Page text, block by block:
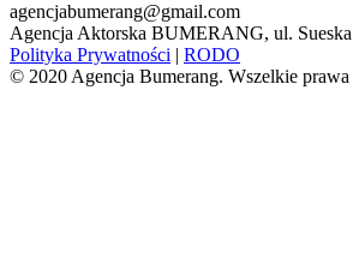
agencjabumerang@gmail.com
Agencja Aktorska BUMERANG, ul. Sueska
Polityka Prywatności | RODO
© 2020 Agencja Bumerang. Wszelkie prawa